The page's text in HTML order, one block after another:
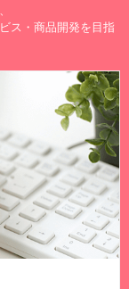
ス・商品開発を目指